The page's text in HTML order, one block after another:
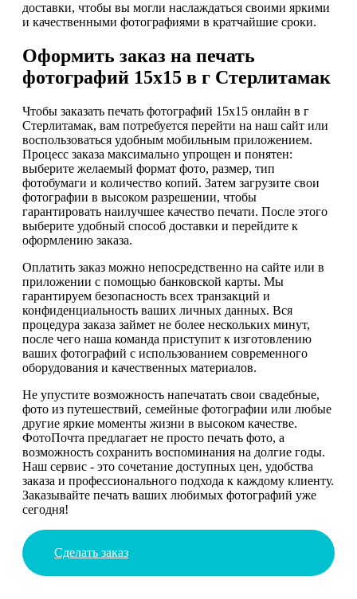
доставки, чтобы вы могли наслаждаться своими яркими
и качественными фотографиями в кратчайшие сроки.
Оформить заказ на печать
фотографий 15х15 в г Стерлитамак
Чтобы заказать печать фотографий 15х15 онлайн в г
Стерлитамак, вам потребуется перейти на наш сайт или
воспользоваться удобным мобильным приложением.
Процесс заказа максимально упрощен и понятен:
выберите желаемый формат фото, размер, тип
фотобумаги и количество копий. Затем загрузите свои
фотографии в высоком разрешении, чтобы
гарантировать наилучшее качество печати. После этого
выберите удобный способ доставки и перейдите к
оформлению заказа.
Оплатить заказ можно непосредственно на сайте или в
приложении с помощью банковской карты. Мы
гарантируем безопасность всех транзакций и
конфиденциальность ваших личных данных. Вся
процедура заказа займет не более нескольких минут,
после чего наша команда приступит к изготовлению
ваших фотографий с использованием современного
оборудования и качественных материалов.
Не упустите возможность напечатать свои свадебные,
фото из путешествий, семейные фотографии или любые
другие яркие моменты жизни в высоком качестве.
ФотоПочта предлагает не просто печать фото, а
возможность сохранить воспоминания на долгие годы.
Наш сервис - это сочетание доступных цен, удобства
заказа и профессионального подхода к каждому клиенту.
Заказывайте печать ваших любимых фотографий уже
сегодня!
Сделать заказ